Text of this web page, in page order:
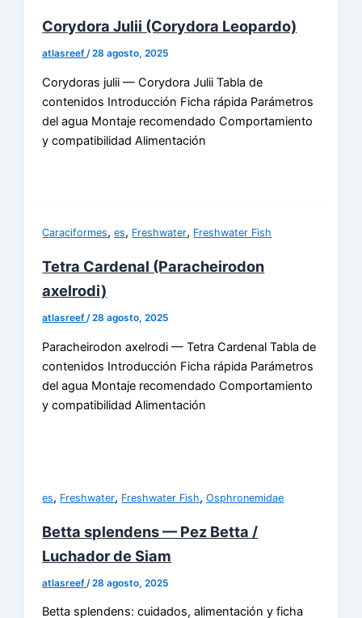
Corydora Julii (Corydora Leopardo)
atlasreef/28 agosto, 2025
Corydoras julii — Corydora Julii Tabla de
contenidos Introducción Ficha rápida Parámetros
del agua Montaje recomendado Comportamiento
y compatibilidad Alimentación
Caraciformes,es, Freshwater, Freshwater Fish
Tetra Cardenal (Paracheirodon
axelrodi)
atlasreef/28 agosto, 2025
Paracheirodon axelrodi — Tetra Cardenal Tabla de
contenidos Introducción Ficha rápida Parámetros
del agua Montaje recomendado Comportamiento
y compatibilidad Alimentación
es, Freshwater, Freshwater Fish,Osphronemidae
Betta splendens — Pez Betta /
Luchador de Siam
atlasreef /28 agosto, 2025
Betta splendens: cuidados, alimentación y ficha